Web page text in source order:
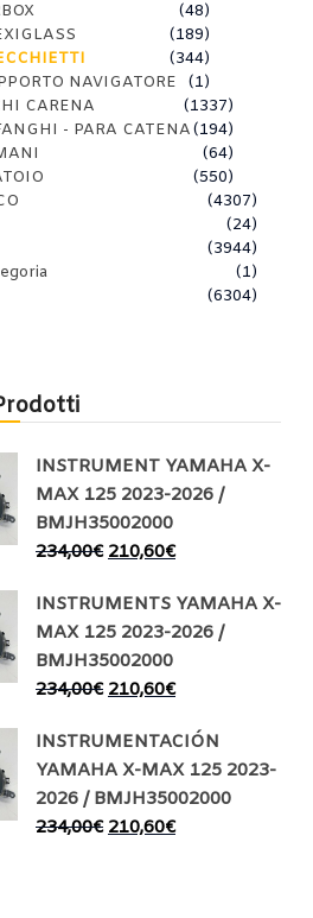
(48)
(189)
(344)
NAVIGATORE
(1)
CARENA
(1337)
- PARA CATENA(194)
(64)
(550)
(4307)
(24)
(3944)
(1)
(6304)
INSTRUMENT YAMAHA X-
MAX 125 2023-2026 /
BMJH35002000
234,00€ 210,60€
INSTRUMENTS YAMAHA X-
MAX 125 2023-2026 /
BMJH35002000
234,00€ 210,60€
INSTRUMENTACIÓN
YAMAHA X-MAX 125 2023-
2026 / BMJH35002000
234,00€ 210,60€